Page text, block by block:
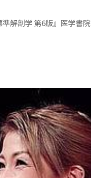
解剖学 第6版』医学書院